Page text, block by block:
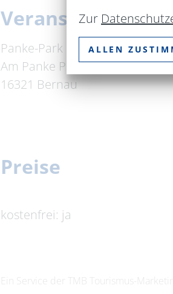
Panke-Park Bernau
Am Panke Park
16321 Bernau
Preise
kostenfrei: ja
Ein Service der TMB Tourismus-
Zur
ALLEN